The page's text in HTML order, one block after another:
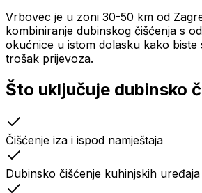
Vrbovec je u zoni 30-50 km od
kombiniranje dubinskog čišćenja s
okućnice u istom dolasku kako biste
trošak prijevoza.
Što uključuje dubinsko
Čišćenje iza i ispod namještaja
Dubinsko čišćenje kuhinjskih uređaja